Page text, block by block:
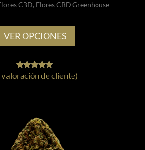
desde
6,00€
hasta
90,00€
CBD, Flores CBD Greenhouse
VER OPCIONES
producto
variantes.
Valorado
con
1
de un
cliente
valoración de cliente)